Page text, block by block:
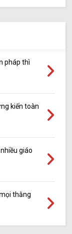
pháp thì
kiến toàn
giáo
thằng